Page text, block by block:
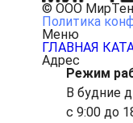
© ООО
Политика
Меню
ГЛАВНАЯ
Адрес
Режим
В будние
с 9:00 до